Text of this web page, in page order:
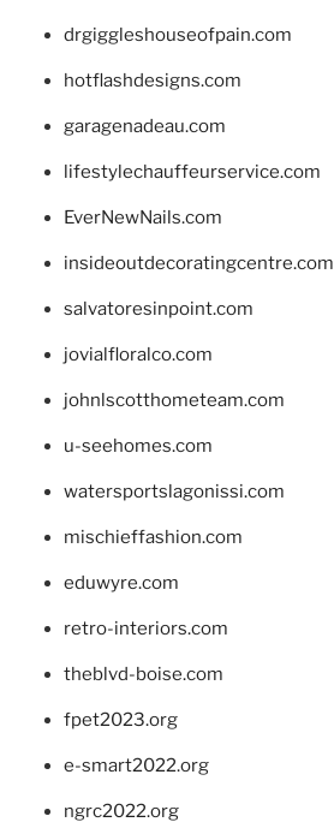
drgiggleshouseofpain.com
hotflashdesigns.com
garagenadeau.com
lifestylechauffeurservice.com
EverNewNails.com
insideoutdecoratingcentre.com
salvatoresinpoint.com
jovialfloralco.com
johnlscotthometeam.com
u-seehomes.com
watersportslagonissi.com
mischieffashion.com
eduwyre.com
retro-interiors.com
theblvd-boise.com
fpet2023.org
e-smart2022.org
ngrc2022.org